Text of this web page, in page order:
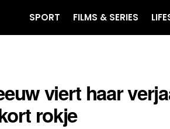
SPORT FILMS & SERIES
viert haar
rokje